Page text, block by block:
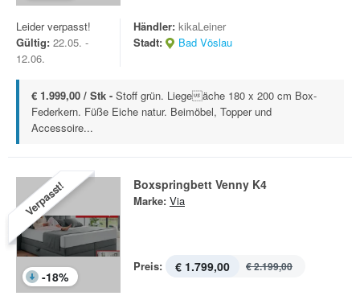
Leider verpasst!
Gültig: 22.05. -
12.06.
Händler: kikaLeiner
Stadt:
Bad Vöslau
€ 1.999,00 / Stk - Stoff grün. Liegeäche 180 x 200 cm Box-
Federkern. Füße Eiche natur. Beimöbel, Topper und
Accessoire...
Verpasst!
-18%
Boxspringbett Venny K4
Marke: Via
Preis: € 1.799,00 € 2.199,00